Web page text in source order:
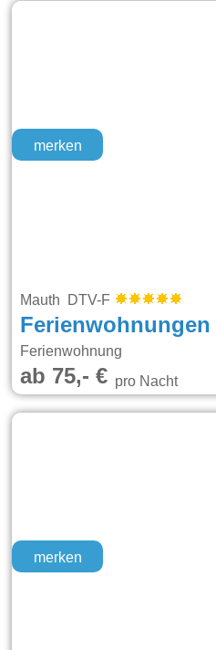
merken
Mauth DTV-F
Ferienwohnung
ab 75,- €pro Nacht
merken